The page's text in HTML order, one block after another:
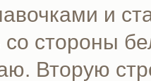
и
со стороны
Вторую